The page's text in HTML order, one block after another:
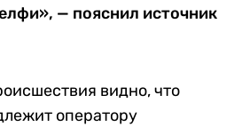
— пояснил источник
видно, что
оператору